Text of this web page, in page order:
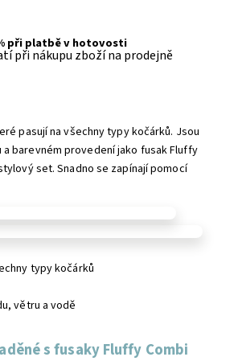
při platbě v hotovosti
při nákupu zboží na prodejně
pasují na všechny typy kočárků. Jsou
barevném provedení jako fusak Fluffy
set. Snadno se zapínají pomocí
typy kočárků
větru a vodě
s fusaky Fluffy Combi